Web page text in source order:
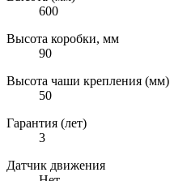
600
Высота коробки, мм
90
Высота чаши крепления (мм)
50
Гарантия (лет)
3
Датчик движения